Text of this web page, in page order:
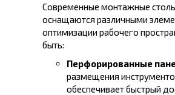
Современные монтажные
оснащаются различными
оптимизации рабочего
быть:
Перфорированные
размещения
обеспечивает быстрый